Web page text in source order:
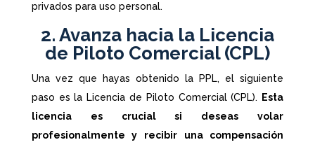
privados para uso personal.
2. Avanza hacia la Licencia
de Piloto Comercial (CPL)
Una vez que hayas obtenido la PPL, el siguiente
paso es la Licencia de Piloto Comercial (CPL).
Esta
licencia es crucial si deseas volar
profesionalmente y recibir una compensación